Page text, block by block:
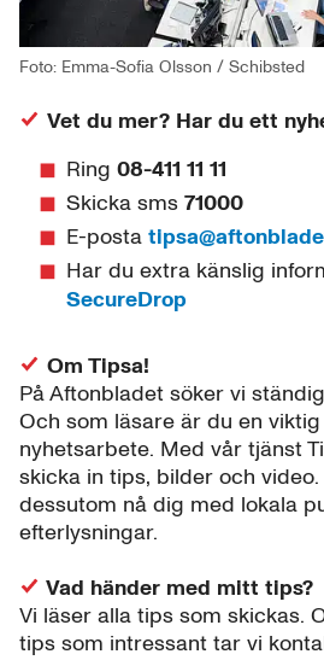
Foto: Emma-Sofia Olsson / Schibsted
Vet du mer? Har du ett
Ring 08-411 11 11
Skicka sms 71000
E-posta
Har du extra känslig
SecureDrop
Om Tipsa!
På Aftonbladet söker vi
Och som läsare är du en
nyhetsarbete. Med vår tjänst
skicka in tips, bilder och
dessutom nå dig med lokala
efterlysningar.
Vad händer med mitt tips?
Vi läser alla tips som skickas.
tips som intressant tar vi